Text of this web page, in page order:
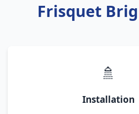
Frisquet
🚿
Installation